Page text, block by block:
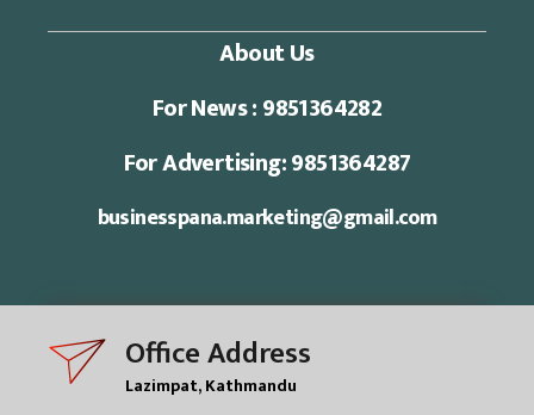
About Us
For News : 9851364282
For Advertising: 9851364287
businesspana.marketing@gmail.com
Office Address
Lazimpat, Kathmandu